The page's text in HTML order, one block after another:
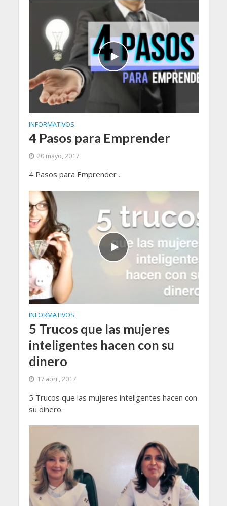
INFORMATIVOS
4 Pasos para Emprender
20 mayo, 2017
4 Pasos para Emprender .
INFORMATIVOS
5 Trucos que las mujeres
inteligentes hacen con su
dinero
17 abril, 2017
5 Trucos que las mujeres inteligentes hacen con
su dinero.